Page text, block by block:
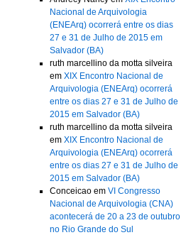
Nacional de Arquivologia
(ENEArq) ocorrerá entre os dias
27 e 31 de Julho de 2015 em
Salvador (BA)
ruth marcellino da motta silveira
em XIX Encontro Nacional de
Arquivologia (ENEArq) ocorrerá
entre os dias 27 e 31 de Julho de
2015 em Salvador (BA)
ruth marcellino da motta silveira
em XIX Encontro Nacional de
Arquivologia (ENEArq) ocorrerá
entre os dias 27 e 31 de Julho de
2015 em Salvador (BA)
Conceicaoem VI Congresso
Nacional de Arquivologia (CNA)
acontecerá de 20 a 23 de outubro
no Rio Grande do Sul